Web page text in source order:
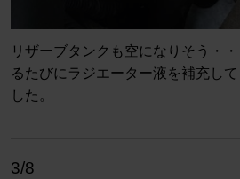
リザーブタンクも空になりそう・
るたびにラジエーター液を補充し
した。
3/8